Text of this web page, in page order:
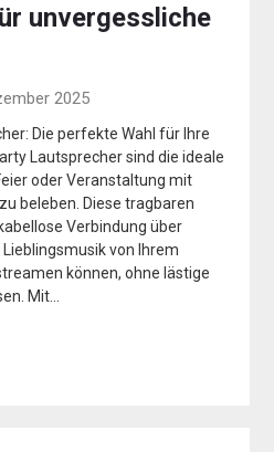
unvergessliche
2025
Die perfekte Wahl für Ihre
Lautsprecher sind die ideale
oder Veranstaltung mit
beleben. Diese tragbaren
Verbindung über
von Ihrem
können, ohne lästige
Mit…